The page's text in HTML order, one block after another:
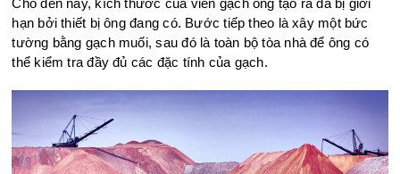
Cho đến nay, kích thước của viên gạch ông tạo ra đã bị giới
hạn bởi thiết bị ông đang có. Bước tiếp theo là xây một bức
tường bằng gạch muối, sau đó là toàn bộ tòa nhà để ông có
thể kiểm tra đầy đủ các đặc tính của gạch.